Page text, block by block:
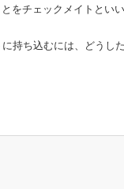
をチェックメイトといい
持ち込むには、どう